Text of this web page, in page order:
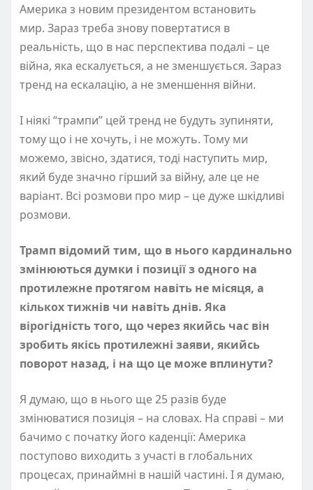
Америка з новим президентом встановить
мир. Зараз треба знову повертатися в
реальність, що в нас перспектива подалі – це
війна, яка ескалується, а не зменшується. Зараз
тренд на ескалацію, а не зменшення війни.
І ніякі “трампи” цей тренд не будуть зупиняти,
тому що і не хочуть, і не можуть. Тому ми
можемо, звісно, здатися, тоді наступить мир,
який буде значно гірший за війну, але це не
варіант. Всі розмови про мир – це дуже шкідливі
розмови.
Трамп відомий тим, що в нього кардинально
змінюються думки і позиції з одного на
протилежне протягом навіть не місяця, а
кількох тижнів чи навіть днів. Яка
вірогідність того, що через якийсь час він
зробить якісь протилежні заяви, якийсь
поворот назад, і на що це може вплинути?
Я думаю, що в нього ще 25 разів буде
змінюватися позиція – на словах. На справі – ми
бачимо с початку його каденції: Америка
поступово виходить з участі в глобальних
процесах, принаймні в нашій частині. І я думаю,